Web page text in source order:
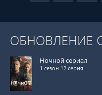
ОБНОВЛЕНИЕ
Ночной сериал
1 сезон 12 серия